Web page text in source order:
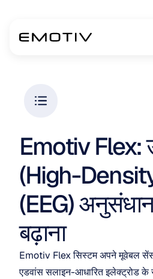
Emotiv Flex:
(High-
(EEG)
बढ़ाना
Emotiv Flex सिस्टम अपने मूवेबल
एडवांस सलाइन-आधारित इलेक्ट्रोड के